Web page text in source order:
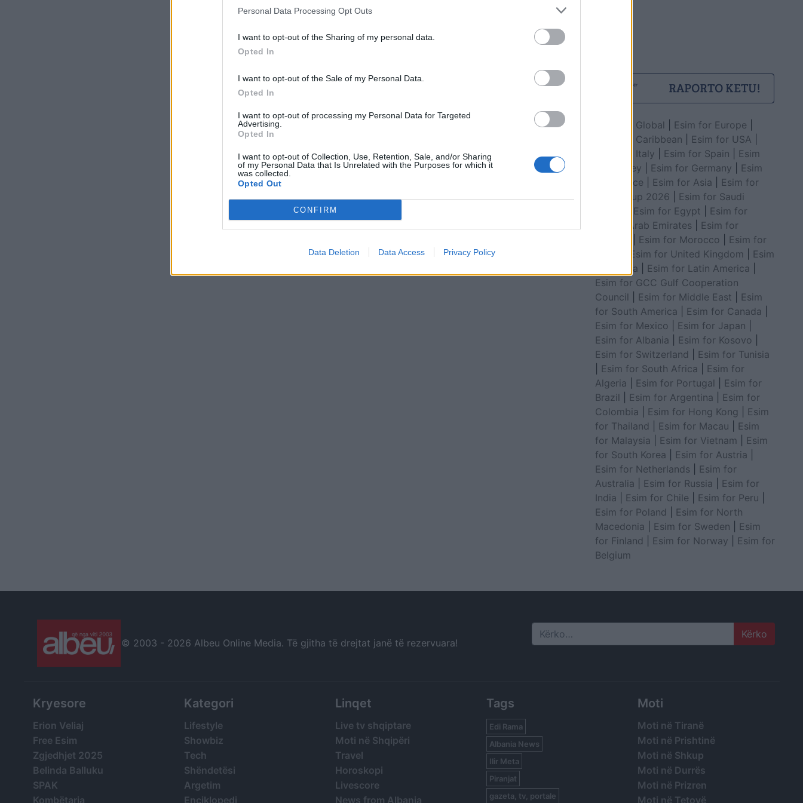
Personal Data Processing Opt Outs
I want to opt-out of the Sharing of my personal data.
Opted In
I want to opt-out of the Sale of my Personal Data.
Opted In
I want to opt-out of processing my Personal Data for Targeted
Advertising.
Opted In
I want to opt-out of Collection, Use, Retention, Sale, and/or Sharing
of my Personal Data that Is Unrelated with the Purposes for which it
was collected.
Opted Out
CONFIRM
Data Deletion Data Access Privacy Policy
Esim for Global Esim for Europe
Esim for Caribbean
Esim for USA
Esim for Italy
Esim for Spain
Esim
for Turkey
Esim for Germany
Esim
for Greece
Esim for Asia
Esim for
World Cup 2026
Esim for Saudi
Esim for Egypt
Esim for
United Arab Emirates
Esim for
Esim for Morocco
Esim for
Esim for United Kingdom
Esim
for Africa
Esim for Latin America
Esim for GCC Gulf Cooperation
Council
Esim for Middle East
Esim
for South America
Esim for Canada
Esim for Mexico
Esim for Japan
Esim for Albania
Esim for Kosovo
Esim for Switzerland
Esim for Tunisia
Esim for South Africa
Esim for
Algeria
Esim for Portugal
Esim for
Brazil
Esim for Argentina
Esim for
Colombia
Esim for Hong Kong
Esim
for Thailand
Esim for Macau
Esim
for Malaysia
Esim for Vietnam
Esim
for South Korea
Esim for Austria
Esim for Netherlands
Esim for
Australia
Esim for Russia
Esim for
India
Esim for Chile Esim for Peru
Esim for Poland
Esim for North
Macedonia
Esim for Sweden
Esim
for Finland
Esim for Norway
Esim for
Belgium
© 2003 - 2026 Albeu Online Media. Të gjitha të drejtat janë të rezervuara! Search
Kryesore
Erion Veliaj
Free Esim
Zgjedhjet 2025
Belinda Balluku
SPAK
Kombëtarja
Kategori
Lifestyle
Showbiz
Tech
Shëndetësi
Argetim
Enciklopedi
Linqet
Live tv shqiptare
Moti në Shqipëri
Travel
Horoskopi
Livescore
News from Albania
Tags
Edi Rama
Albania News
Ilir Meta
Piranjat
gazeta, tv, portale
Moti
Moti në Tiranë
Moti në Prishtinë
Moti në Shkup
Moti në Durrës
Moti në Prizren
Moti në Tetovë